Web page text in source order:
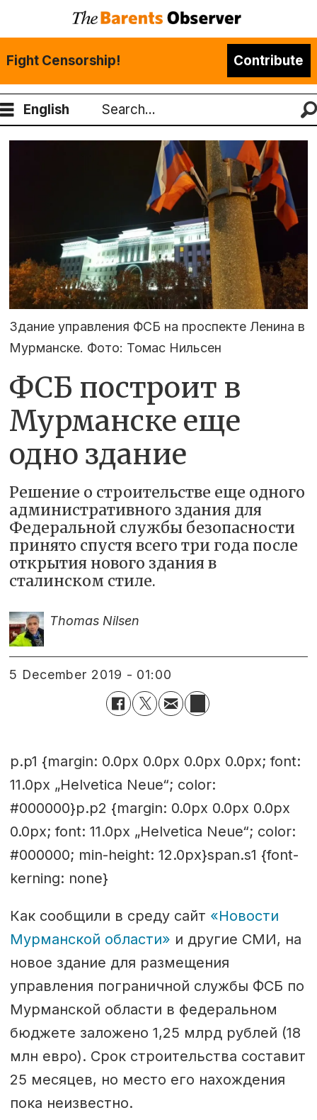
Fight Censorship! Contribute
English
Search
Здание управления ФСБ на проспекте Ленина в
Мурманске. Фото: Томас Нильсен
ФСБ построит в
Мурманске еще
одно здание
Решение о строительстве еще одного
административного здания для
Федеральной службы безопасности
принято спустя всего три года после
открытия нового здания в
сталинском стиле.
Thomas Nilsen
5 December 2019 - 01:00
p.p1 {margin: 0.0px 0.0px 0.0px 0.0px; font:
11.0px „Helvetica Neue“; color:
#000000}p.p2 {margin: 0.0px 0.0px 0.0px
0.0px; font: 11.0px „Helvetica Neue“; color:
#000000; min-height: 12.0px}span.s1 {font-
kerning: none}
Как сообщили в среду сайт «Новости
Мурманской области» и другие СМИ, на
новое здание для размещения
управления пограничной службы ФСБ по
Мурманской области в федеральном
бюджете заложено 1,25 млрд рублей (18
млн евро). Срок строительства составит
25 месяцев, но место его нахождения
пока неизвестно.